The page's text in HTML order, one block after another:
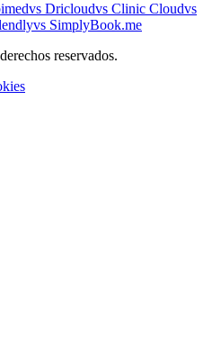
vs Dricloudvs Clinic Cloudvs
vs SimplyBook.me
reservados.